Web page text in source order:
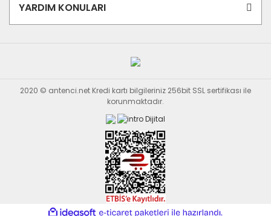
YARDIM KONULARI
2020 © antenci.net Kredi kartı bilgileriniz 256bit SSL sertifikası ile
korunmaktadır.
ideasoft e-